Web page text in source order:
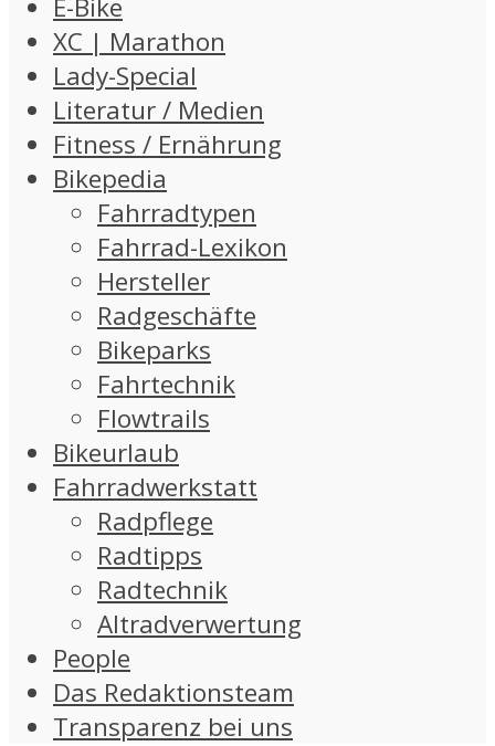
E-Bike
XC | Marathon
Lady-Special
Literatur / Medien
Fitness / Ernährung
Bikepedia
Fahrradtypen
Fahrrad-Lexikon
Hersteller
Radgeschäfte
Bikeparks
Fahrtechnik
Flowtrails
Bikeurlaub
Fahrradwerkstatt
Radpflege
Radtipps
Radtechnik
Altradverwertung
People
Das Redaktionsteam
Transparenz bei uns